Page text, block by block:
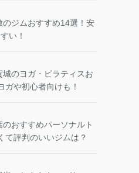
のジムおすすめ14選！安
い！
城のヨガ・ピラティスお
ガや初心者向けも！
のおすすめパーソナルト
て評判のいいジムは？